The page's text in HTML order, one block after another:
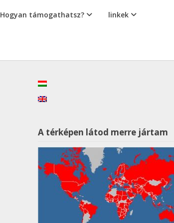
Hogyan támogathatsz? linkek
A térképen látod merre jártam